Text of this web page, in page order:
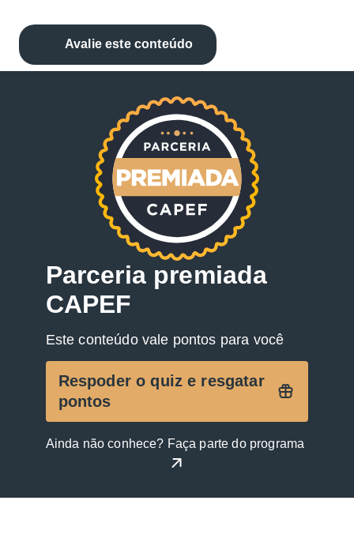
Avalie este conteúdo
Parceria premiada
CAPEF
Este conteúdo vale pontos para você
Respoder o quiz e resgatar
pontos
Ainda não conhece? Faça parte do programa